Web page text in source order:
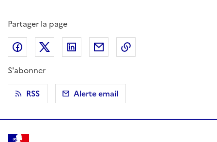
Partager la page
Partager sur Facebook
Partager sur X (anciennement Twitter)
Partager sur LinkedIn
Partager par email
S'abonner
RSS
Alerte email